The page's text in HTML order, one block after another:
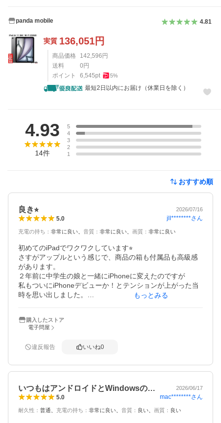
panda mobile 4.81
実質 136,051円
商品価格 142,596 円
送料
0 円
ポイント
6,545pt 5%
最短2日以内にお届け（休業日を除く）
4.93
14件
5
4
3
2
1
おすすめ順
良き⭐︎ 2026/07/16
5.0 jll********さん
充電の持ち ： 非常に良い 音質 ： 非常に良い 画質 ： 非常に良い
初めてのiPadでワクワクしています⭐︎
さすがアップルという感じで、商品の箱も付属品も高級感
があります。
２年前に中学生の娘と一緒にiPhoneに変えたのですが
私もついにiPhoneデビューか！とテンションが上がった当
時を思い出しました。
買って良かった！！
もっとみる
購入したストア
電子問屋
違反報告 いいね0
いつもはアンドロイドとWindowsの… 2026/06/17
5.0 mac********さん
耐久性 ： 普通 充電の持ち ： 非常に良い 音質 ： 良い 画質 ： 良い